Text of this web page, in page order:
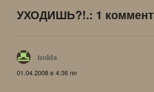
УХОДИШЬ?!.: 1
izolda
01.04.2008 в 4:36 пп